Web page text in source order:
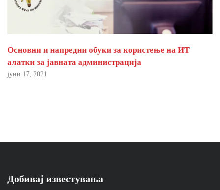
Основни и напредни обуки за користење на ИТ
алатки за јавната администрација
јуни 17, 2021
Добивај известувања